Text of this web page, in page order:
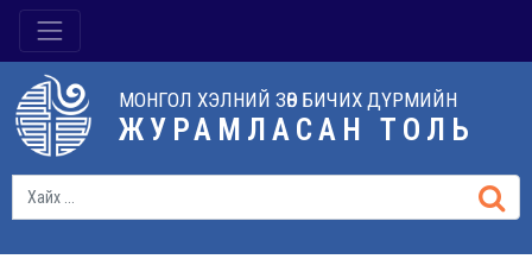
МОНГОЛ ХЭЛНИЙ ЗӨВ БИЧИХ ДҮРМИЙН
ЖУРАМЛАСАН ТОЛЬ